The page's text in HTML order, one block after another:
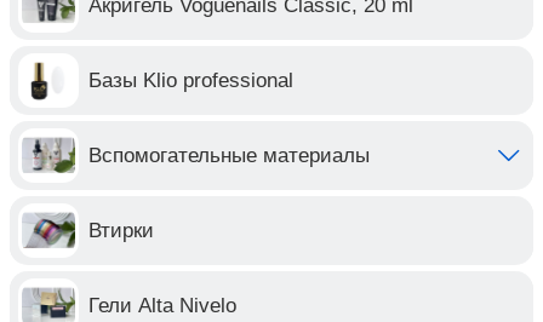
Акригель Voguenails Classic, 20 ml
Базы Klio professional
Вспомогательные материалы
Втирки
Гели Alta Nivelo